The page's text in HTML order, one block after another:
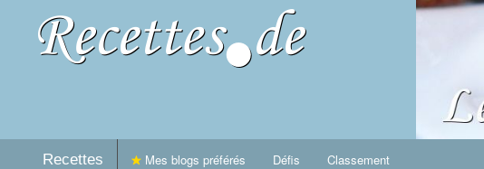
Recettes Mes blogs préférés Défis Classement